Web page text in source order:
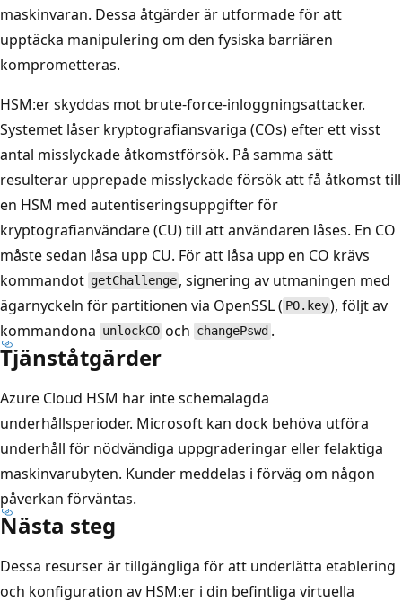
maskinvaran. Dessa åtgärder är utformade för att
upptäcka manipulering om den fysiska barriären
komprometteras.
HSM:er skyddas mot brute-force-inloggningsattacker.
Systemet låser kryptografiansvariga (COs) efter ett visst
antal misslyckade åtkomstförsök. På samma sätt
resulterar upprepade misslyckade försök att få åtkomst till
en HSM med autentiseringsuppgifter för
kryptografianvändare (CU) till att användaren låses. En CO
måste sedan låsa upp CU. För att låsa upp en CO krävs
kommandot getChallenge , signering av utmaningen med
ägarnyckeln för partitionen via OpenSSL ( PO.key), följt av
kommandona unlockCO och changePswd .
Tjänståtgärder
Azure Cloud HSM har inte schemalagda
underhållsperioder. Microsoft kan dock behöva utföra
underhåll för nödvändiga uppgraderingar eller felaktiga
maskinvarubyten. Kunder meddelas i förväg om någon
påverkan förväntas.
Nästa steg
Dessa resurser är tillgängliga för att underlätta etablering
och konfiguration av HSM:er i din befintliga virtuella